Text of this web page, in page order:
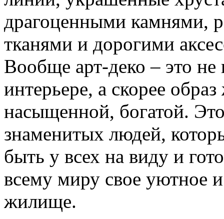
драгоценными камнями,
тканями и дорогими
Вообще арт-деко – это не
интерьере, а скорее
насыщенной, богатой.
знаменитых людей,
быть у всех на виду и
всему миру свое уютное
жилище.